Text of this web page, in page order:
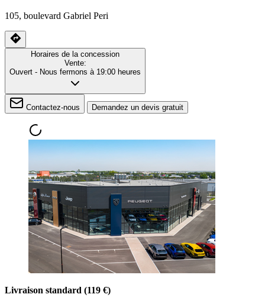
105, boulevard Gabriel Peri
Horaires de la concession
Vente:
Ouvert - Nous fermons à 19:00 heures
Contactez-nous Demandez un devis gratuit
Livraison standard (119 €)